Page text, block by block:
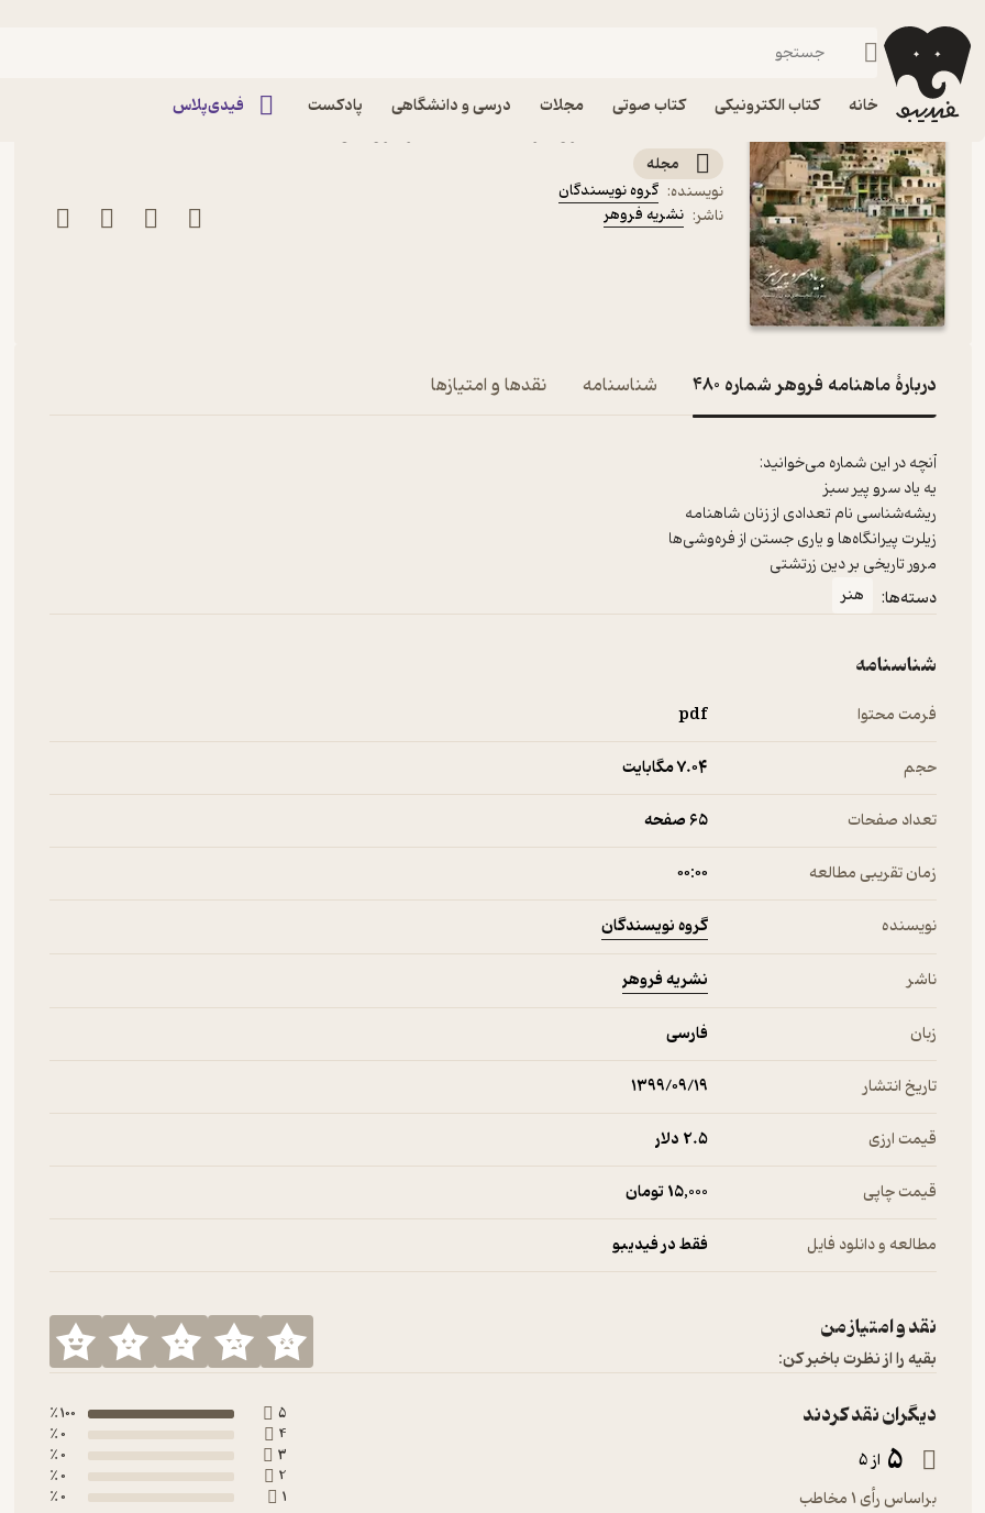
خانه کتاب الکترونیکی کتاب صوتی مجلات درسی و دانشگاهی پادکست فیدی‌پلاس
فیدیبو مجله و نشریه
مجله
نویسنده: گروه نویسندگان
ناشر: نشریه فروهر
دربارۀ ماهنامه فروهر شماره 480 شناسنامه نقدها و امتیازها
مرور تاریخی بر دین زرتشتی
دسته‌ها: هنر
شناسنامه
فرمت محتوا pdf
حجم 7.۰۴ مگابایت
تعداد صفحات 65 صفحه
زمان تقریبی مطالعه ۰۰:۰۰
نویسنده گروه نویسندگان
ناشر نشریه فروهر
زبان فارسی
تاریخ انتشار ۱۳۹۹/۰۹/۱۹
قیمت ارزی 2.۵ دلار
قیمت چاپی 15,000 تومان
مطالعه و دانلود فایل فقط در فیدیبو
نقد و امتیاز من
بقیه را از نظرت باخبر کن:
دیگران نقد کردند
5 از 5
براساس رأی 1 مخاطب
5
100 ٪
4
0 ٪
3
0 ٪
2
0 ٪
1
0 ٪